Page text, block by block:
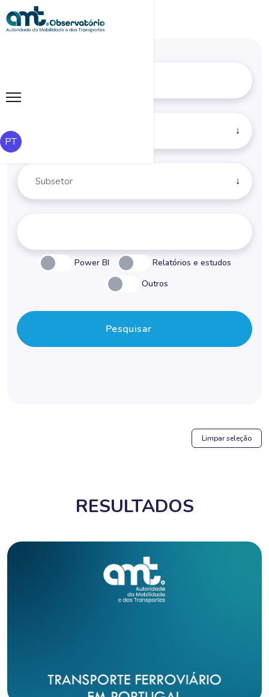
PT
Power BI
Relatórios e estudos
Outros
Pesquisar
Limpar seleção
RESULTADOS